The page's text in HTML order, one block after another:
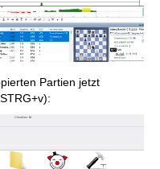
Partien jetzt